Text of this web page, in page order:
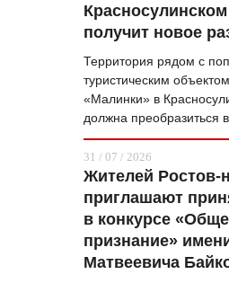
получит новое
Территория рядом с
туристическим
«Малинки» в
должна преобразиться
31 / 07 / 2026
Жителей Ростов-
приглашают
в конкурсе
признание»
Матвеевича